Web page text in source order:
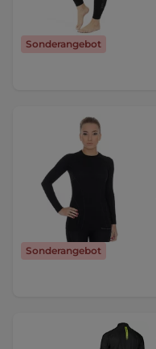
Sonderangebot
Sonderangebot